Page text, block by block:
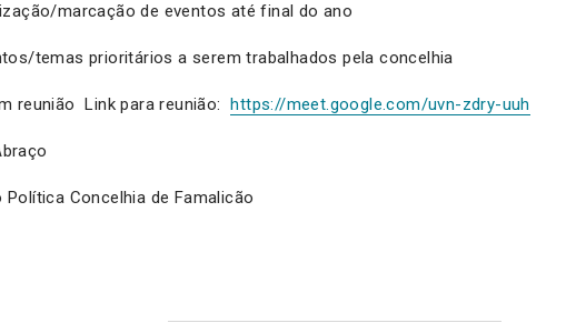
marcação de eventos até final do ano
temas prioritários a serem trabalhados pela concelhia
reunião Link para reunião:https://meet.google.com/uvn-zdry-uuh
Política Concelhia de Famalicão